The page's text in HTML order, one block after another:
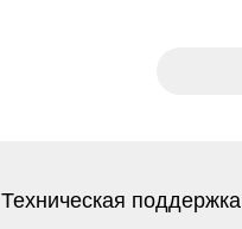
Техническая поддержка